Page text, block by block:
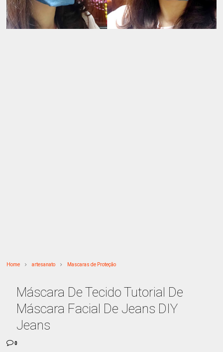
Home artesanato Mascaras de Proteção
Máscara De Tecido Tutorial De
Máscara Facial De Jeans DIY
Jeans
0